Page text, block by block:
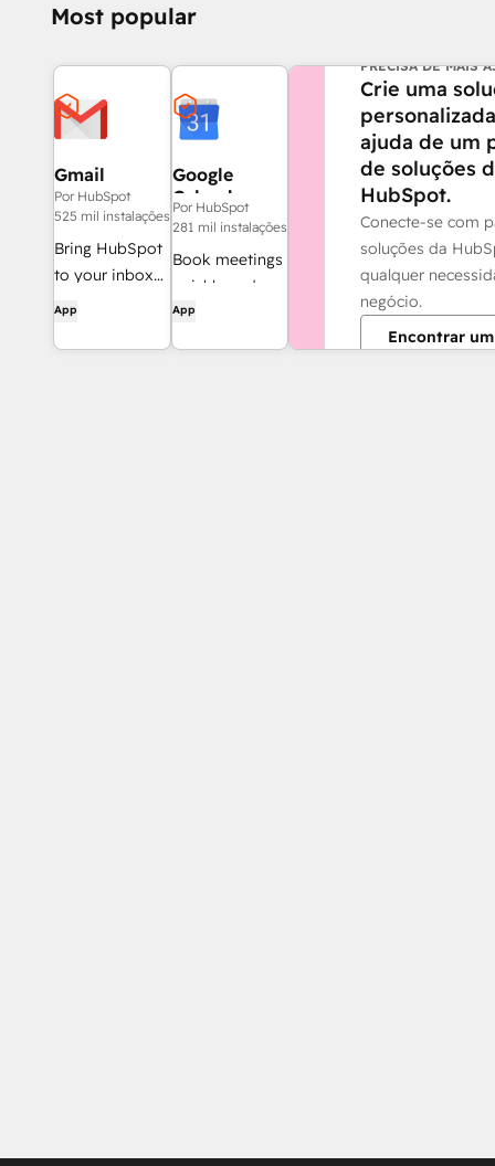
Most popular
Gmail
Por HubSpot
525 mil instalações
Bring HubSpot
to your inbox
with the
integration for
App
Google
Calendar
Por HubSpot
281 mil instalações
Book meetings
quickly and
easily with
App
PRECISA DE MAIS
Crie uma
ajuda de um
de soluções
HubSpot.
Conecte-se com
soluções da
qualquer
negócio.
Encontrar